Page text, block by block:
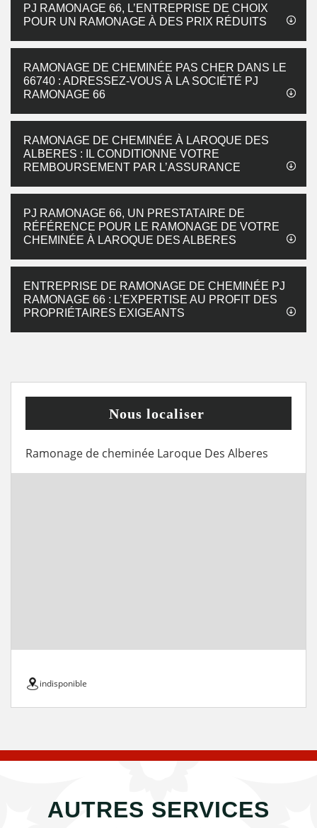
PJ RAMONAGE 66, L’ENTREPRISE DE CHOIX
POUR UN RAMONAGE À DES PRIX RÉDUITS
RAMONAGE DE CHEMINÉE PAS CHER DANS LE
66740 : ADRESSEZ-VOUS À LA SOCIÉTÉ PJ
RAMONAGE 66
RAMONAGE DE CHEMINÉE À LAROQUE DES
ALBERES : IL CONDITIONNE VOTRE
REMBOURSEMENT PAR L’ASSURANCE
PJ RAMONAGE 66, UN PRESTATAIRE DE
RÉFÉRENCE POUR LE RAMONAGE DE VOTRE
CHEMINÉE À LAROQUE DES ALBERES
ENTREPRISE DE RAMONAGE DE CHEMINÉE PJ
RAMONAGE 66 : L’EXPERTISE AU PROFIT DES
PROPRIÉTAIRES EXIGEANTS
Nous localiser
Ramonage de cheminée Laroque Des Alberes
indisponible
AUTRES SERVICES